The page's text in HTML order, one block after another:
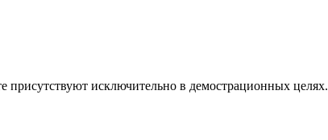
присутствуют исключительно в демострационных целях.